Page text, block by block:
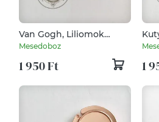
Van Gogh, Liliomok
festménye mintás
Mesedoboz
1 950 Ft 1